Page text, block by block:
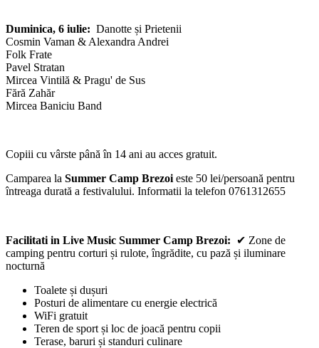
Duminica, 6 iulie: Danotte și Prietenii
Cosmin Vaman & Alexandra Andrei
Folk Frate
Pavel Stratan
Mircea Vintilă & Pragu' de Sus
Fără Zahăr
Mircea Baniciu Band
Copiii cu vârste până în 14 ani au acces gratuit.
Camparea la Summer Camp Brezoi este 50 lei/persoană pentru
întreaga durată a festivalului. Informatii la telefon 0761312655
Facilitati in Live Music Summer Camp Brezoi: ✔ Zone de
camping pentru corturi și rulote, îngrădite, cu pază și iluminare
nocturnă
Toalete și dușuri
Posturi de alimentare cu energie electrică
WiFi gratuit
Teren de sport și loc de joacă pentru copii
Terase, baruri și standuri culinare